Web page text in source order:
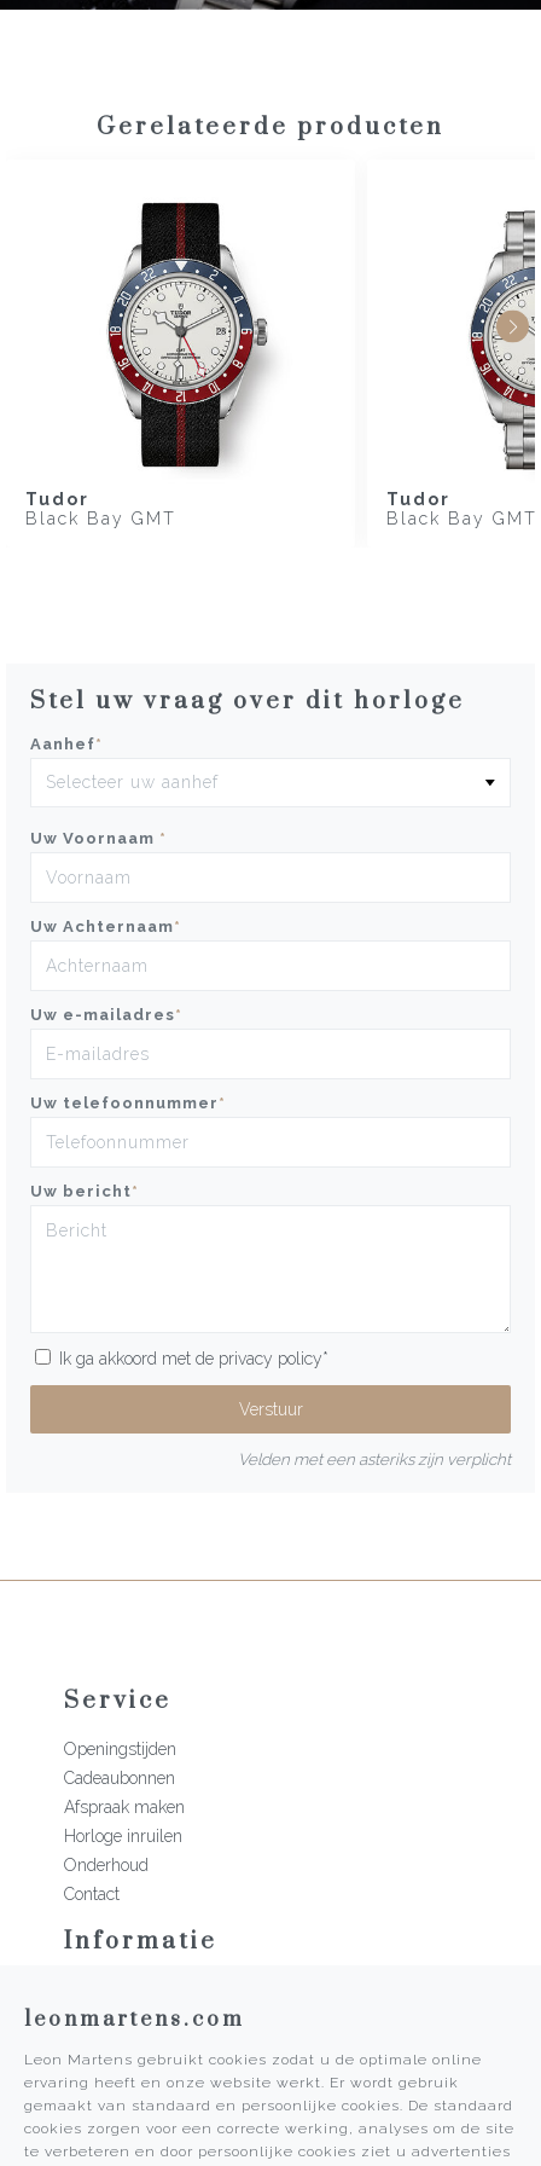
Gerelateerde producten
Tudor
Black Bay GMT
Tudor
Black Bay GMT
Stel uw vraag over dit horloge
Aanhef*
Uw Voornaam *
Uw Achternaam*
Uw e-mailadres*
Uw telefoonnummer *
Uw bericht*
Ik ga akkoord met de privacy policy*
Velden met een asteriks zijn verplicht
Service
Openingstijden
Cadeaubonnen
Afspraak maken
Horloge inruilen
Onderhoud
Contact
Informatie
Historie
Algemene voorwaarden
Privacy Policy
Pers
leonmartens.com
Leon Martens gebruikt cookies zodat u de optimale online
ervaring heeft en onze website werkt. Er wordt gebruik
gemaakt van standaard en persoonlijke cookies. De standaard
cookies zorgen voor een correcte werking, analyses om de site
te verbeteren en door persoonlijke cookies ziet u advertenties